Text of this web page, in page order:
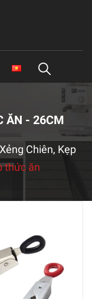
ĂN - 26CM
Chiên, Kẹp
thức ăn